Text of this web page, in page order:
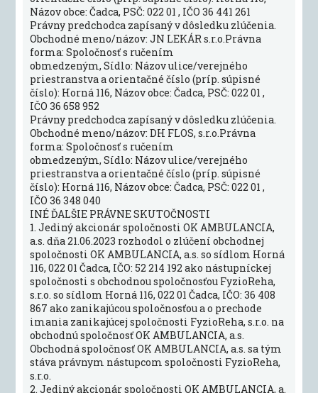
Názov obce: Čadca, PSČ: 022 01 , IČO 36 441 261
Právny predchodca zapísaný v dôsledku zlúčenia.
Obchodné meno/názov: JN LEKÁR s.r.o.Právna
forma: Spoločnosť s ručením
obmedzeným, Sídlo: Názov ulice/verejného
priestranstva a orientačné číslo (príp. súpisné
číslo): Horná 116, Názov obce: Čadca, PSČ: 022 01 ,
IČO 36 658 952
Právny predchodca zapísaný v dôsledku zlúčenia.
Obchodné meno/názov: DH FLOS, s.r.o.Právna
forma: Spoločnosť s ručením
obmedzeným, Sídlo: Názov ulice/verejného
priestranstva a orientačné číslo (príp. súpisné
číslo): Horná 116, Názov obce: Čadca, PSČ: 022 01 ,
IČO 36 348 040
INÉ ĎALŠIE PRÁVNE SKUTOČNOSTI
1. Jediný akcionár spoločnosti OK AMBULANCIA,
a.s. dňa 21.06.2023 rozhodol o zlúčení obchodnej
spoločnosti OK AMBULANCIA, a.s. so sídlom Horná
116, 022 01 Čadca, IČO: 52 214 192 ako nástupníckej
spoločnosti s obchodnou spoločnosťou FyzioReha,
s.r.o. so sídlom Horná 116, 022 01 Čadca, IČO: 36 408
867 ako zanikajúcou spoločnosťou a o prechode
imania zanikajúcej spoločnosti FyzioReha, s.r.o. na
obchodnú spoločnosť OK AMBULANCIA, a.s.
Obchodná spoločnosť OK AMBULANCIA, a.s. sa tým
stáva právnym nástupcom spoločnosti FyzioReha,
s.r.o.
2. Jediný akcionár spoločnosti OK AMBULANCIA, a.